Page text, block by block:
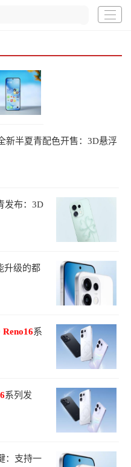
新半夏青配色开售：3D悬浮
发布：3D
升级的都
Reno16系
系列发
：支持一